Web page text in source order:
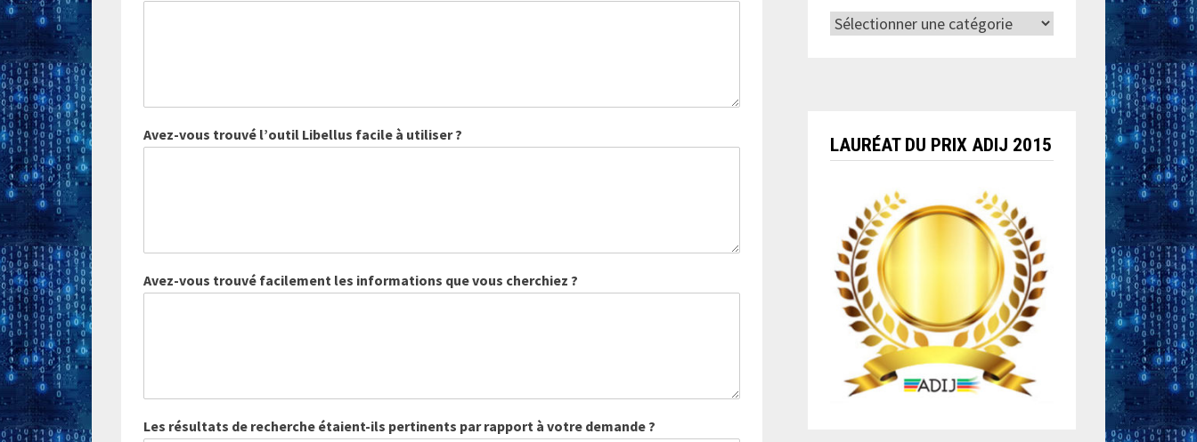
Avez-vous trouvé l’outil Libellus facile à utiliser ?
Avez-vous trouvé facilement les informations que vous cherchiez ?
Les résultats de recherche étaient-ils pertinents par rapport à votre demande ?
Catégories
LAURÉAT DU PRIX ADIJ 2015